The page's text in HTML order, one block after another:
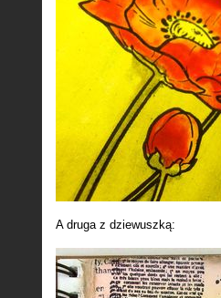
A druga z dziewuszką: